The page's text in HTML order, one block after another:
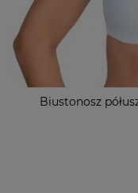
Biustonosz